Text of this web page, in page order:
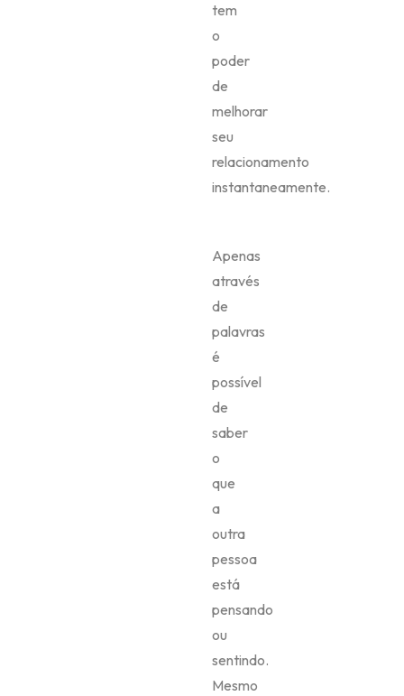
tem
o
poder
de
melhorar
seu
relacionamento
instantaneamente.
Apenas
através
de
palavras
é
possível
de
saber
o
que
a
outra
pessoa
está
pensando
ou
sentindo.
Mesmo